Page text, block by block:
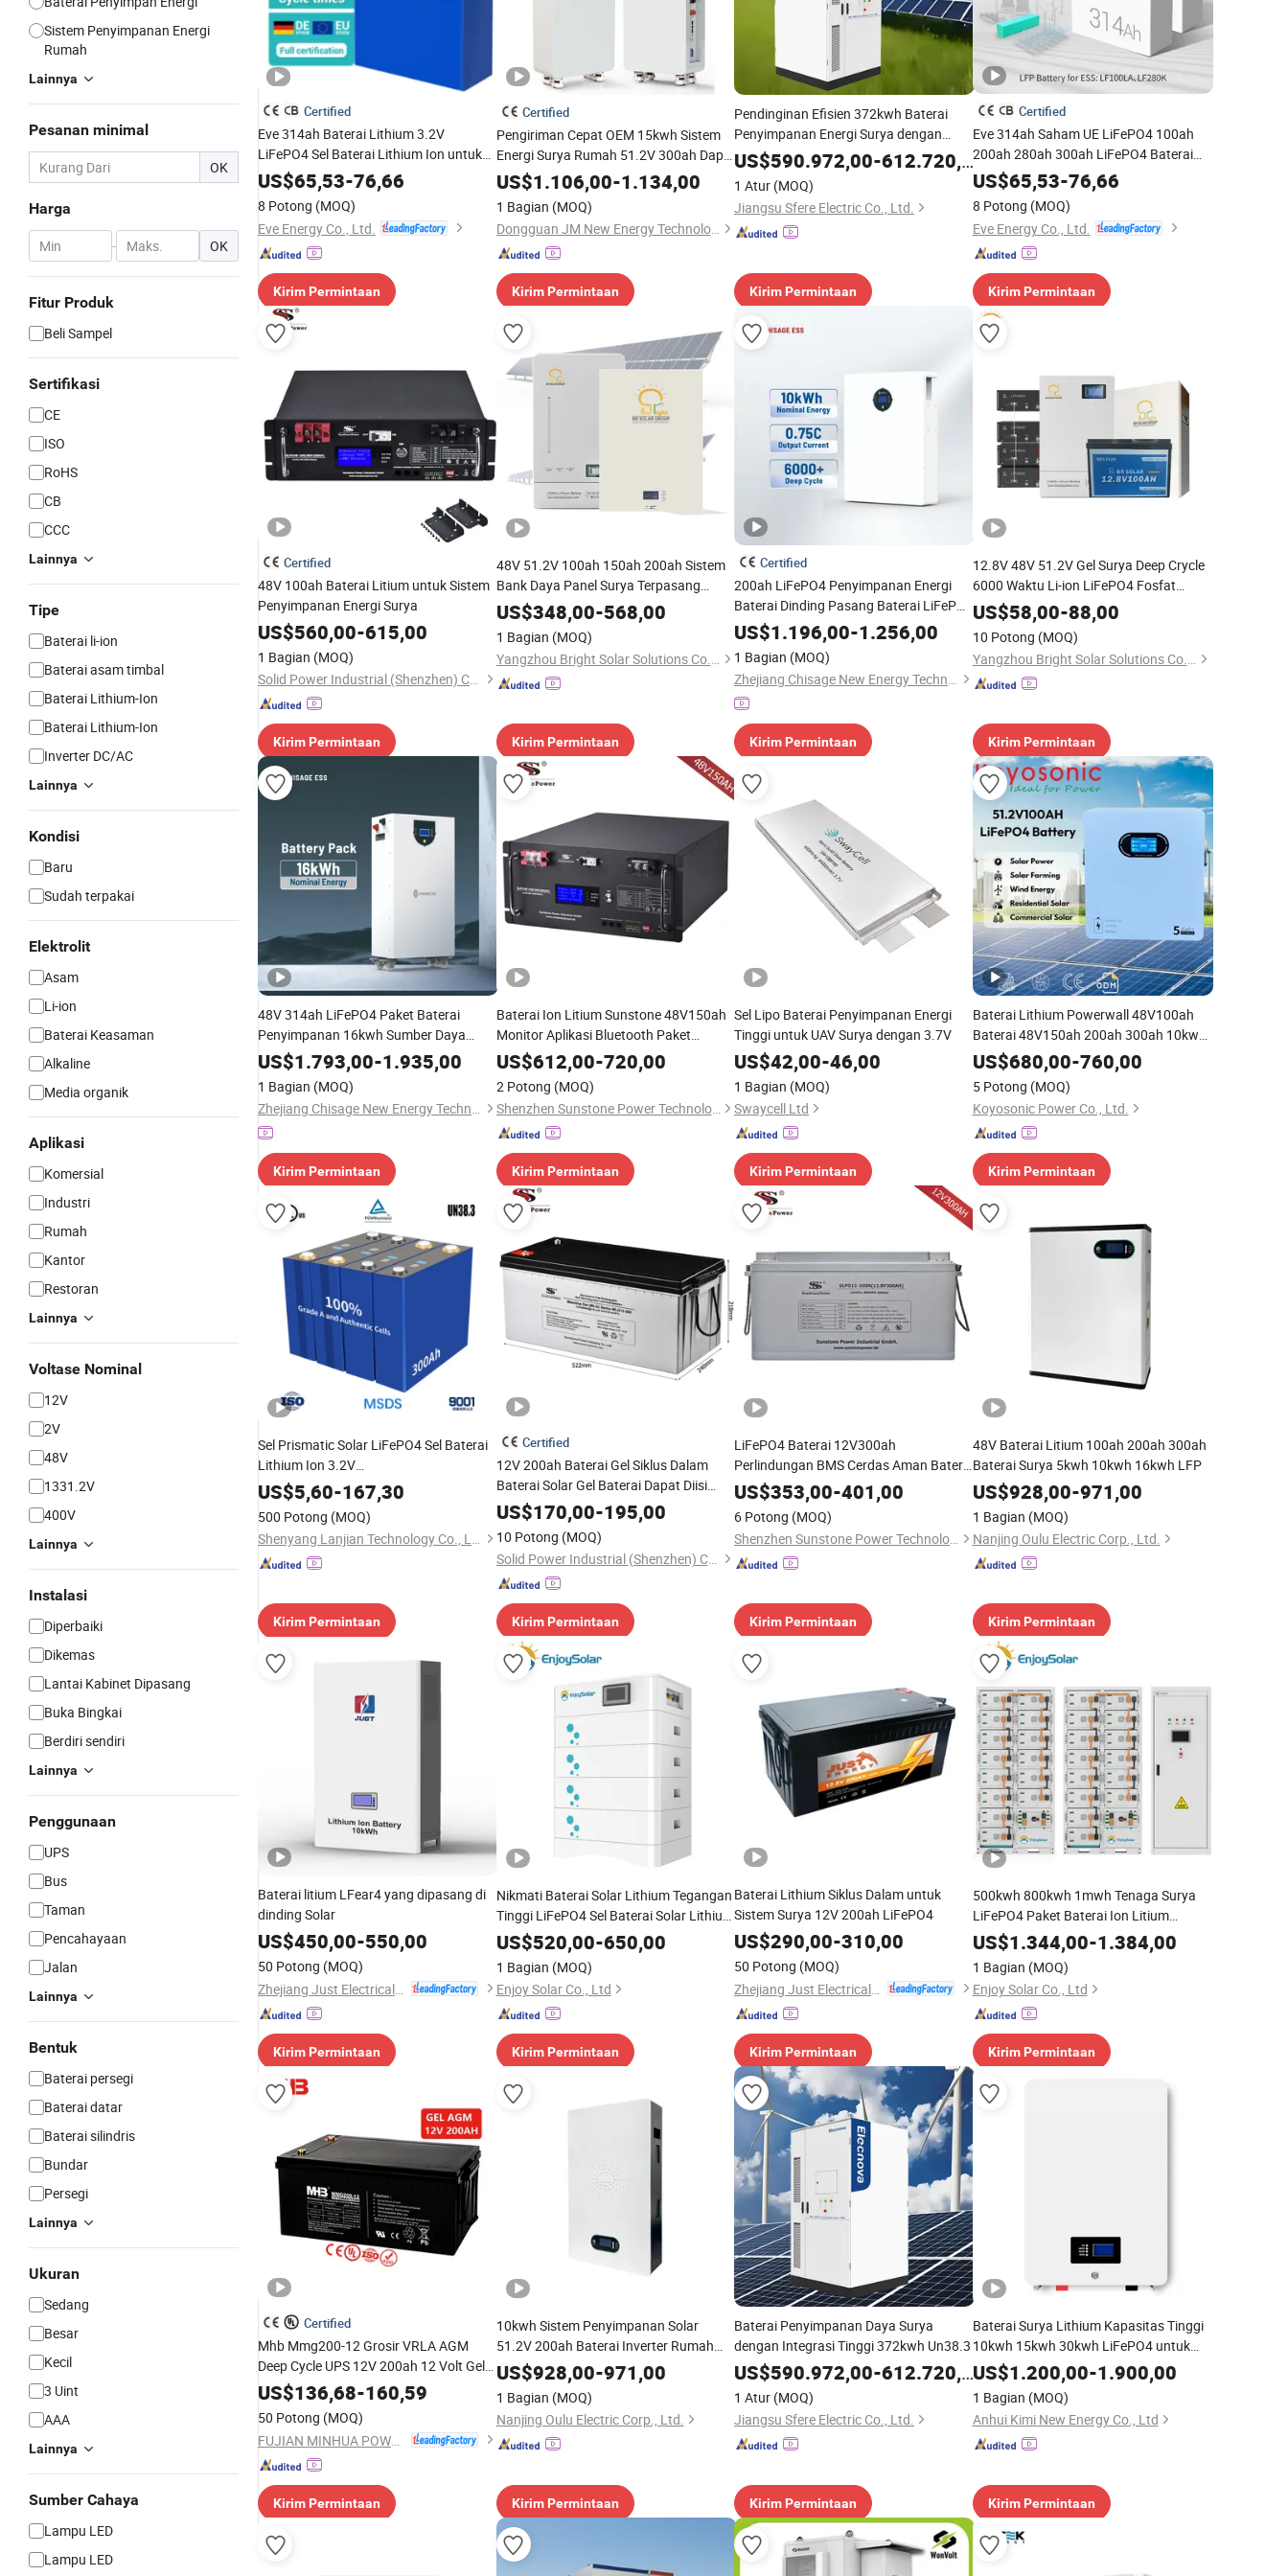
Sistem Penyimpanan Energi
Rumah
Lainnya
Pesanan minimal
OK
Harga
- OK
Fitur Produk
Beli Sampel
Sertifikasi
CE
ISO
RoHS
CB
CCC
Lainnya
Tipe
Baterai li-ion
Baterai asam timbal
Baterai Lithium-Ion
Baterai Lithium-Ion
Inverter DC/AC
Lainnya
Kondisi
Baru
Sudah terpakai
Elektrolit
Asam
Li-ion
Baterai Keasaman
Alkaline
Media organik
Aplikasi
Komersial
Industri
Rumah
Kantor
Restoran
Lainnya
Voltase Nominal
12V
2V
48V
1331.2V
400V
Lainnya
Instalasi
Diperbaiki
Dikemas
Lantai Kabinet Dipasang
Buka Bingkai
Berdiri sendiri
Lainnya
Penggunaan
UPS
Bus
Taman
Pencahayaan
Jalan
Lainnya
Bentuk
Baterai persegi
Baterai datar
Baterai silindris
Bundar
Persegi
Lainnya
Ukuran
Sedang
Besar
Kecil
3 Uint
AAA
Lainnya
Sumber Cahaya
Lampu LED
Lampu LED
Certified
Eve 314ah Baterai Lithium 3.2V
LiFePO4 Sel Baterai Lithium Ion untuk
Penyimpanan Energi Sistem Tenaga
Surya
US$65,53-76,66
8 Potong (MOQ)
Eve Energy Co., Ltd.
Kirim Permintaan
Certified
Pengiriman Cepat OEM 15kwh Sistem
Energi Surya Rumah 51.2V 300ah Dapat
Dipindahkan LiFePO4 Paket Baterai
Lithium Penyimpanan Energi
US$1.106,00-1.134,00
1 Bagian (MOQ)
Dongguan JM New Energy Technology Co., Ltd.
Kirim Permintaan
Pendinginan Efisien 372kwh Baterai
Penyimpanan Energi Surya dengan
Sertifikasi CE
US$590.972,00-612.720,00
1 Atur (MOQ)
Jiangsu Sfere Electric Co., Ltd.
Kirim Permintaan
Certified
Eve 314ah Saham UE LiFePO4 100ah
200ah 280ah 300ah LiFePO4 Baterai
untuk Sistem Energi Surya Rumah
US$65,53-76,66
8 Potong (MOQ)
Eve Energy Co., Ltd.
Kirim Permintaan
Certified
48V 100ah Baterai Litium untuk Sistem
Penyimpanan Energi Surya
US$560,00-615,00
1 Bagian (MOQ)
Solid Power Industrial (Shenzhen) Co., Ltd.
Kirim Permintaan
48V 51.2V 100ah 150ah 200ah Sistem
Bank Daya Panel Surya Terpasang
Dinding Pengisi Daya Baterai Lithium
LFP Paket Baterai Lithium Ion Baterai
Penyimpanan Umur Panjang
US$348,00-568,00
1 Bagian (MOQ)
Yangzhou Bright Solar Solutions Co., Ltd.
Kirim Permintaan
Certified
200ah LiFePO4 Penyimpanan Energi
Baterai Dinding Pasang Baterai LiFePO4
Dari 48V Li Ion Surya Lithium LiFePO4
Baterai 10kwh
US$1.196,00-1.256,00
1 Bagian (MOQ)
Zhejiang Chisage New Energy Technology Co., Ltd.
Kirim Permintaan
12.8V 48V 51.2V Gel Surya Deep Crycle
6000 Waktu Li-ion LiFePO4 Fosfat
Dapat Diisi Ulang Hybrid Penyimpanan
Energi Rumah Baterai Lithium Ion
US$58,00-88,00
10 Potong (MOQ)
Yangzhou Bright Solar Solutions Co., Ltd.
Kirim Permintaan
48V 314ah LiFePO4 Paket Baterai
Penyimpanan 16kwh Sumber Daya
Cadangan Penggunaan Rumah Stasiun
Tenaga Surya Baterai Lithium Ion Fosfat
US$1.793,00-1.935,00
1 Bagian (MOQ)
Zhejiang Chisage New Energy Technology Co., Ltd.
Kirim Permintaan
Baterai Ion Litium Sunstone 48V150ah
Monitor Aplikasi Bluetooth Paket
Penyimpanan Energi Surya
US$612,00-720,00
2 Potong (MOQ)
Shenzhen Sunstone Power Technology Co., Ltd
Kirim Permintaan
Sel Lipo Baterai Penyimpanan Energi
Tinggi untuk UAV Surya dengan 3.7V
US$42,00-46,00
1 Bagian (MOQ)
Swaycell Ltd
Kirim Permintaan
Baterai Lithium Powerwall 48V100ah
Baterai 48V150ah 200ah 300ah 10kwh
Powerwall LiFePO4 Baterai 48V 5kwh
Baterai Solar Rumah Lithium Ion
US$680,00-760,00
5 Potong (MOQ)
Koyosonic Power Co., Ltd.
Kirim Permintaan
Sel Prismatic Solar LiFePO4 Sel Baterai
Lithium Ion 3.2V
21ah/27ah/50ah/100ah/150ah/206ah/380ah/314ah
LiFePO4 Sel Baterai
US$5,60-167,30
500 Potong (MOQ)
Shenyang Lanjian Technology Co., Ltd
Kirim Permintaan
Certified
12V 200ah Baterai Gel Siklus Dalam
Baterai Solar Gel Baterai Dapat Diisi
Ulang Tanpa Perawatan
US$170,00-195,00
10 Potong (MOQ)
Solid Power Industrial (Shenzhen) Co., Ltd.
Kirim Permintaan
LiFePO4 Baterai 12V300ah
Perlindungan BMS Cerdas Aman Baterai
Lithium Ion Tenaga Surya
US$353,00-401,00
6 Potong (MOQ)
Shenzhen Sunstone Power Technology Co., Ltd
Kirim Permintaan
48V Baterai Litium 100ah 200ah 300ah
Baterai Surya 5kwh 10kwh 16kwh LFP
US$928,00-971,00
1 Bagian (MOQ)
Nanjing Oulu Electric Corp., Ltd.
Kirim Permintaan
Baterai litium LFear4 yang dipasang di
dinding Solar
US$450,00-550,00
50 Potong (MOQ)
Kirim Permintaan
Nikmati Baterai Solar Lithium Tegangan
Tinggi LiFePO4 Sel Baterai Solar Lithium
20kwh 30kwh 40kwh Baterai Lithium
Solar untuk Sistem Penyimpanan Energi
Solar
US$520,00-650,00
1 Bagian (MOQ)
Enjoy Solar Co., Ltd
Kirim Permintaan
Baterai Lithium Siklus Dalam untuk
Sistem Surya 12V 200ah LiFePO4
US$290,00-310,00
50 Potong (MOQ)
Kirim Permintaan
500kwh 800kwh 1mwh Tenaga Surya
LiFePO4 Paket Baterai Ion Litium
dengan 280ah 314ah Tenaga Surya
LiFePO4 Sel Baterai Ion Litium untuk
Sistem Cadangan Daya Tenaga Surya
Off Grid
US$1.344,00-1.384,00
1 Bagian (MOQ)
Enjoy Solar Co., Ltd
Kirim Permintaan
Certified
Mhb Mmg200-12 Grosir VRLA AGM
Deep Cycle UPS 12V 200ah 12 Volt Gel
Penyimpanan Energi Aki Asam Kering
untuk Sistem Tenaga Surya dan Angin
US$136,68-160,59
50 Potong (MOQ)
Kirim Permintaan
10kwh Sistem Penyimpanan Solar
51.2V 200ah Baterai Inverter Rumah
LiFePO4 Daya Terpasang di Dinding
US$928,00-971,00
1 Bagian (MOQ)
Nanjing Oulu Electric Corp., Ltd.
Kirim Permintaan
Baterai Penyimpanan Daya Surya
dengan Integrasi Tinggi 372kwh Un38.3
US$590.972,00-612.720,00
1 Atur (MOQ)
Jiangsu Sfere Electric Co., Ltd.
Kirim Permintaan
Baterai Surya Lithium Kapasitas Tinggi
10kwh 15kwh 30kwh LiFePO4 untuk
Sistem Hibrida
US$1.200,00-1.900,00
1 Bagian (MOQ)
Anhui Kimi New Energy Co., Ltd
Kirim Permintaan